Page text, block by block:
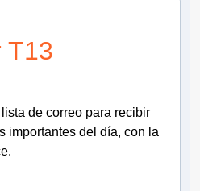
T13
de correo para recibir
importantes del día, con la